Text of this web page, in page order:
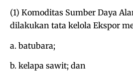
(1) Komoditas Sumber Daya
dilakukan tata kelola Ekspor
a. batubara;
b. kelapa sawit; dan